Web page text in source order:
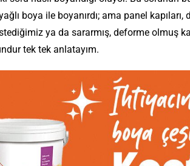
boya ile boyanırdı; ama panel kapıları,
ya da sararmış, deforme olmuş
tek tek anlatayım.